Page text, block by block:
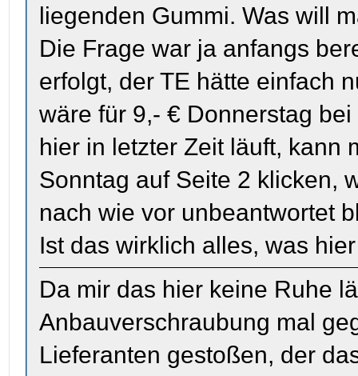
liegenden Gummi. Was will
Die Frage war ja anfangs
erfolgt, der TE hätte einfach
wäre für 9,- € Donnerstag
hier in letzter Zeit läuft, kann
Sonntag auf Seite 2 klicken,
nach wie vor unbeantwortet
Ist das wirklich alles, was
Da mir das hier keine Ruhe
Anbauverschraubung mal
Lieferanten gestoßen, der